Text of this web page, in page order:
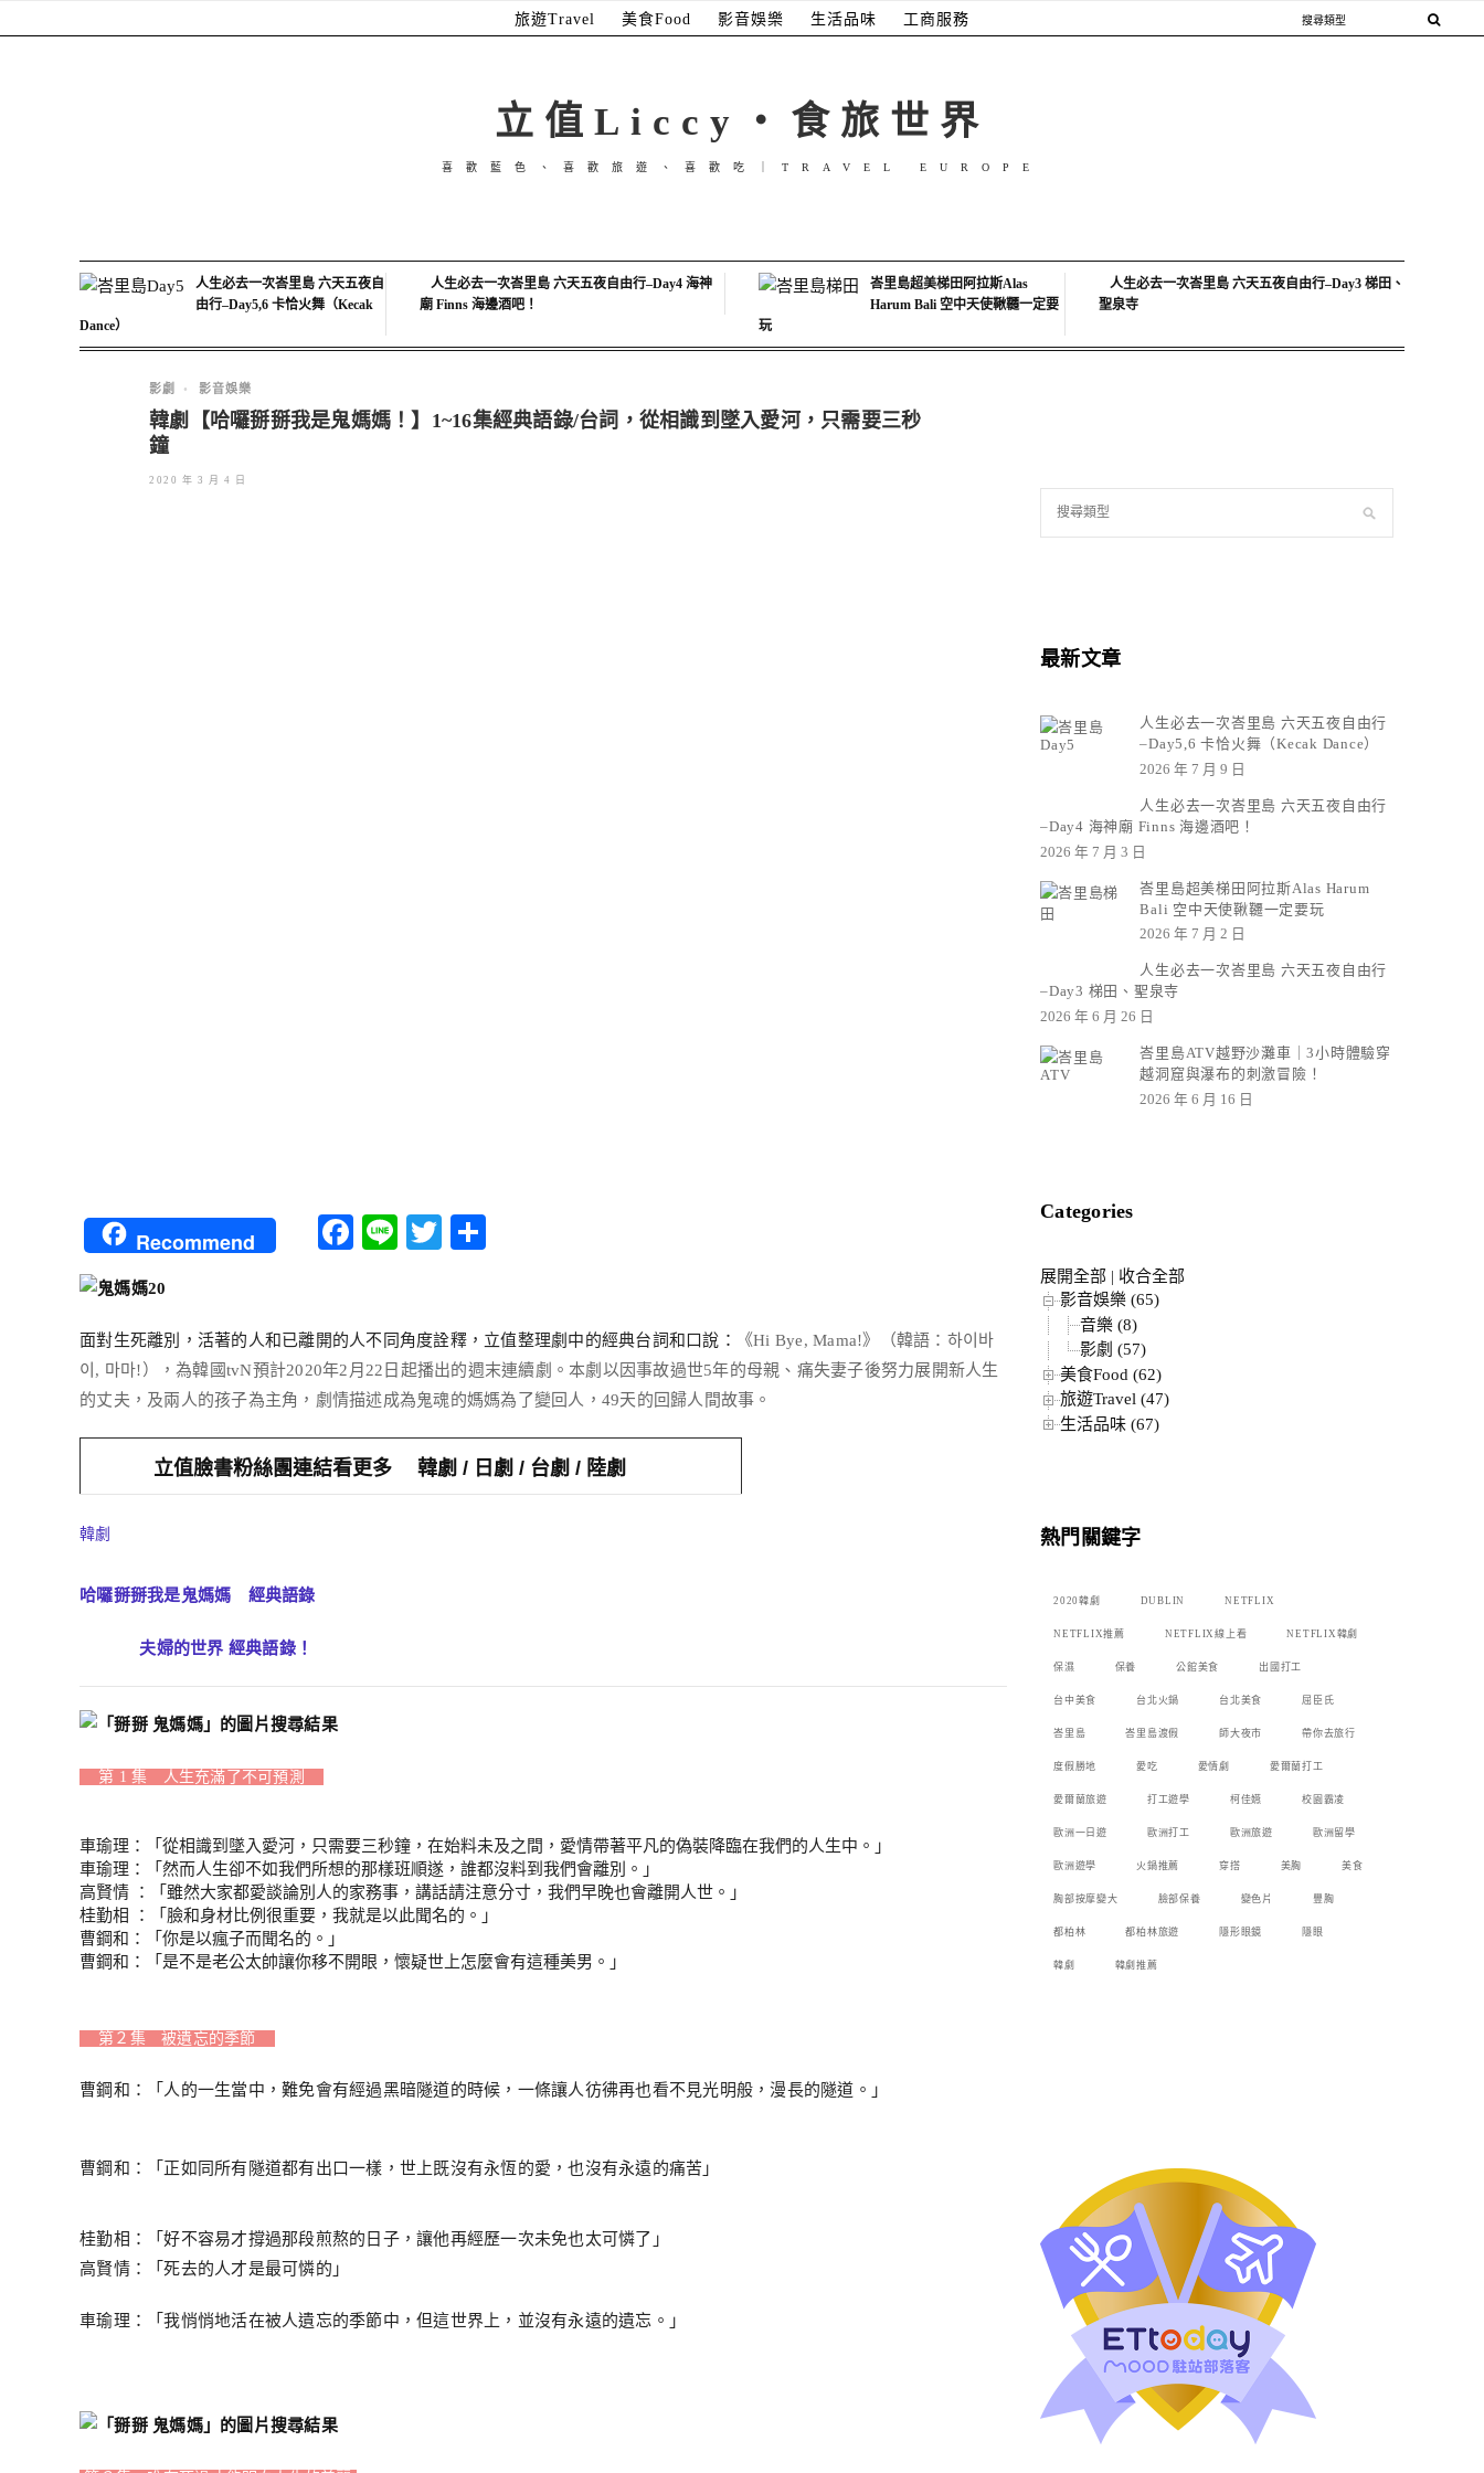
旅遊Travel 美食Food 影音娛樂 生活品味 工商服務
立值Liccy・食旅世界
喜歡藍色、喜歡旅遊、喜歡吃｜TRAVEL EUROPE
人生必去一次峇里島 六天五夜自
由行–Day5,6 卡恰火舞（Kecak
Dance）
人生必去一次峇里島 六天五夜自由行–Day4 海神
廟 Finns 海邊酒吧！
峇里島超美梯田阿拉斯Alas
Harum Bali 空中天使鞦韆一定要
玩
人生必去一次峇里島 六天五夜自由行–Day3 梯田、
聖泉寺
影劇 • 影音娛樂
韓劇【哈囉掰掰我是鬼媽媽！】1~16集經典語錄/台詞，從相識到墜入愛河，只需要三秒
鐘
2020 年 3 月 4 日
Recommend Facebook
LineTwitter
面對生死離別，活著的人和已離開的人不同角度詮釋，立值整理劇中的經典台詞和口說：
《Hi Bye, Mama!》（韓語：하이바
이, 마마!），為韓國tvN預計2020年2月22日起播出的週末連續劇。本劇以因事故過世5年的母親、痛失妻子後努力展開新人生
的丈夫，及兩人的孩子為主角，劇情描述成為鬼魂的媽媽為了變回人，49天的回歸人間故事。
立值臉書粉絲團連結看更多 韓劇 / 日劇 / 台劇 / 陸劇
韓劇
哈囉掰掰我是鬼媽媽 經典語錄
夫婦的世界 經典語錄！
第 1 集 人生充滿了不可預測
車瑜理：「從相識到墜入愛河，只需要三秒鐘，在始料未及之間，愛情帶著平凡的偽裝降臨在我們的人生中。」
車瑜理：「然而人生卻不如我們所想的那樣班順遂，誰都沒料到我們會離別。」
高賢情 ：「雖然大家都愛談論別人的家務事，講話請注意分寸，我們早晚也會離開人世。」
桂勤相 ：「臉和身材比例很重要，我就是以此聞名的。」
曹鋼和：「你是以瘋子而聞名的。」
曹鋼和：「是不是老公太帥讓你移不開眼，懷疑世上怎麼會有這種美男。」
第２集 被遺忘的季節
曹鋼和：「人的一生當中，難免會有經過黑暗隧道的時候，一條讓人彷彿再也看不見光明般，漫長的隧道。」
曹鋼和：「正如同所有隧道都有出口一樣，世上既沒有永恆的愛，也沒有永遠的痛苦」
桂勤相：「好不容易才撐過那段煎熬的日子，讓他再經歷一次未免也太可憐了」
高賢情：「死去的人才是最可憐的」
車瑜理：「我悄悄地活在被人遺忘的季節中，但這世界上，並沒有永遠的遺忘。」
最新文章
人生必去一次峇里島 六天五夜自由行
–Day5,6 卡恰火舞（Kecak Dance）
2026 年 7 月 9 日
人生必去一次峇里島 六天五夜自由行
–Day4 海神廟 Finns 海邊酒吧！
2026 年 7 月 3 日
峇里島超美梯田阿拉斯Alas Harum
Bali 空中天使鞦韆一定要玩
2026 年 7 月 2 日
人生必去一次峇里島 六天五夜自由行
–Day3 梯田、聖泉寺
2026 年 6 月 26 日
峇里島ATV越野沙灘車｜3小時體驗穿
越洞窟與瀑布的刺激冒險！
2026 年 6 月 16 日
Categories
展開全部 | 收合全部
影音娛樂 (65)
音樂 (8)
影劇 (57)
美食Food (62)
旅遊Travel (47)
生活品味 (67)
熱門關鍵字
2020韓劇 DUBLIN NETFLIX
NETFLIX推薦 NETFLIX線上看 NETFLIX韓劇
保濕 保養 公館美食 出國打工
台中美食 台北火鍋 台北美食 屈臣氏
峇里島 峇里島渡假 師大夜市 帶你去旅行
度假勝地 愛吃 愛情劇 愛爾蘭打工
愛爾蘭旅遊 打工遊學 柯佳嬿 校園霸凌
歐洲一日遊 歐洲打工 歐洲旅遊 歐洲留學
歐洲遊學 火鍋推薦 穿搭 美胸 美食
胸部按摩變大 臉部保養 變色片 豐胸
都柏林 都柏林旅遊 隱形眼鏡 隱眼
韓劇 韓劇推薦